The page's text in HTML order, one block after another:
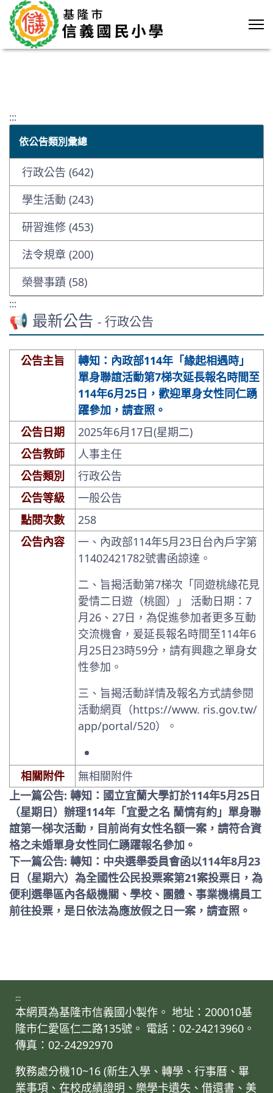
:::
依公告類別彙總
行政公告 (642)
學生活動 (243)
研習進修 (453)
法令規章 (200)
榮譽事蹟 (58)
:::
📢 最新公告 - 行政公告
公告主旨
轉知：內政部114年「緣起相遇時」
單身聯誼活動第7梯次延長報名時間至
114年6月25日，歡迎單身女性同仁踴
躍參加，請查照。
公告日期
2025年6月17日(星期二)
公告教師
人事主任
公告類別
行政公告
公告等級
一般公告
點閱次數
258
公告內容
一、內政部114年5月23日台內戶字第
11402421782號書函諒達。
二、旨揭活動第7梯次「同遊桃緣花見
愛情二日遊（桃園）」 活動日期：7
月26、27日，為促進參加者更多互動
交流機會，爰延長報名時間至114年6
月25日23時59分，請有興趣之單身女
性參加。
三、旨揭活動詳情及報名方式請參閱
活動網頁（https://www. ris.gov.tw/
app/portal/520）。
相關附件
無相關附件
上一篇公告: 轉知：國立宜蘭大學訂於114年5月25日
（星期日）辦理114年「宜愛之名 蘭情有約」單身聯
誼第一梯次活動，目前尚有女性名額一案，請符合資
格之未婚單身女性同仁踴躍報名參加。
下一篇公告: 轉知：中央選舉委員會函以114年8月23
日（星期六）為全國性公民投票案第21案投票日，為
便利選舉區內各級機關、學校、團體、事業機構員工
前往投票，是日依法為應放假之日一案，請查照。
:::
本網頁為基隆市信義國小製作。 地址：200010基
隆市仁愛區仁二路135號。 電話：02-24213960。
傳真：02-24292970
教務處分機10~16 (新生入學、轉學、行事曆、畢
業事項、在校成績證明、樂學卡遺失、借還書、美